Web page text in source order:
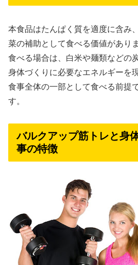
本食品はたんぱく質を適度に含み
菜の補助として食べる価値があり
食べる場合は、白米や麺類などの
身体づくりに必要なエネルギーを
食事全体の一部として食べる前提
す。
バルクアップ筋トレと身
事の特徴